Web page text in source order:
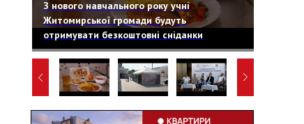
З нового навчального року учні
Житомирської громади будуть
отримувати безкоштовні сніданки